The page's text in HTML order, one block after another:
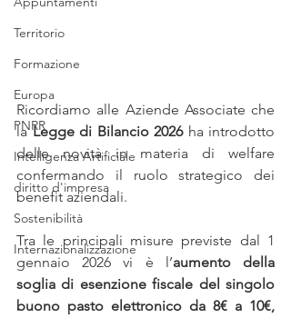
Territorio
Formazione
Europa
PNRR
Intelligenza Artificiale
diritto d'impresa
Sostenibilità
Internazionalizzazione
Ricordiamo alle Aziende Associate che
la Legge di Bilancio 2026 ha introdotto
delle novità in materia di welfare
confermando il ruolo strategico dei
benefit aziendali.
Tra le principali misure previste dal 1
gennaio 2026 vi è l’aumento della
soglia di esenzione fiscale del singolo